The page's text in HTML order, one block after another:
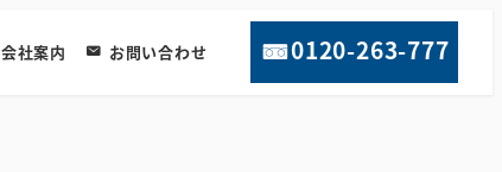
会社案内 お問い合わせ 0120-263-777